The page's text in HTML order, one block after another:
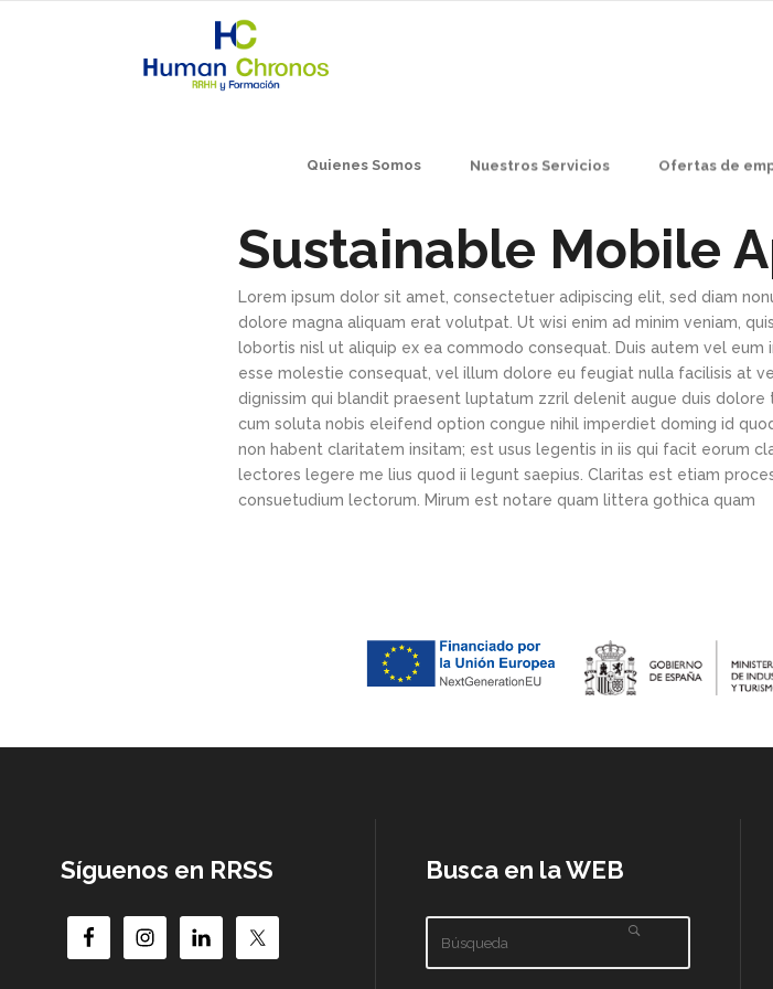
Quienes Somos Nuestros Servicios Ofertas de
Sustainable Mobile
Lorem ipsum dolor sit amet, consectetuer adipiscing elit, sed diam
dolore magna aliquam erat volutpat. Ut wisi enim ad minim veniam,
lobortis nisl ut aliquip ex ea commodo consequat. Duis autem vel
esse molestie consequat, vel illum dolore eu feugiat nulla facilisis at
dignissim qui blandit praesent luptatum zzril delenit augue duis
cum soluta nobis eleifend option congue nihil imperdiet doming id
non habent claritatem insitam; est usus legentis in iis qui facit eorum
lectores legere me lius quod ii legunt saepius. Claritas est etiam
consuetudium lectorum. Mirum est notare quam littera gothica quam
Síguenos en RRSS Busca en la WEB